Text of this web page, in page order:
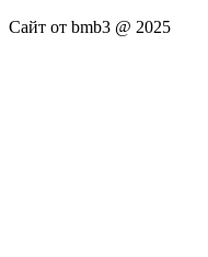
Сайт от bmb3 @ 2025